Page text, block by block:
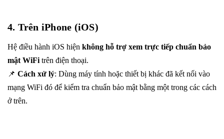
4. Trên iPhone (iOS)
Hệ điều hành iOS hiện không hỗ trợ xem trực tiếp chuẩn bảo
mật WiFi trên điện thoại.
📌 Cách xử lý: Dùng máy tính hoặc thiết bị khác đã kết nối vào
mạng WiFi đó để kiểm tra chuẩn bảo mật bằng một trong các cách
ở trên.